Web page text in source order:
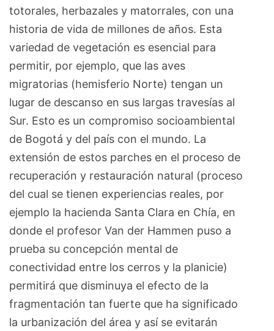
totorales, herbazales y matorrales, con una
historia de vida de millones de años. Esta
variedad de vegetación es esencial para
permitir, por ejemplo, que las aves
migratorias (hemisferio Norte) tengan un
lugar de descanso en sus largas travesías al
Sur. Esto es un compromiso socioambiental
de Bogotá y del país con el mundo. La
extensión de estos parches en el proceso de
recuperación y restauración natural (proceso
del cual se tienen experiencias reales, por
ejemplo la hacienda Santa Clara en Chía, en
donde el profesor Van der Hammen puso a
prueba su concepción mental de
conectividad entre los cerros y la planicie)
permitirá que disminuya el efecto de la
fragmentación tan fuerte que ha significado
la urbanización del área y así se evitarán